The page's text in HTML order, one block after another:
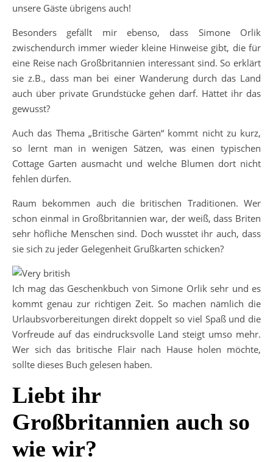
unsere Gäste übrigens auch!
Besonders gefällt mir ebenso, dass Simone Orlik
zwischendurch immer wieder kleine Hinweise gibt, die für
eine Reise nach Großbritannien interessant sind. So erklärt
sie z.B., dass man bei einer Wanderung durch das Land
auch über private Grundstücke gehen darf. Hättet ihr das
gewusst?
Auch das Thema „Britische Gärten“ kommt nicht zu kurz,
so lernt man in wenigen Sätzen, was einen typischen
Cottage Garten ausmacht und welche Blumen dort nicht
fehlen dürfen.
Raum bekommen auch die britischen Traditionen. Wer
schon einmal in Großbritannien war, der weiß, dass Briten
sehr höfliche Menschen sind. Doch wusstet ihr auch, dass
sie sich zu jeder Gelegenheit Grußkarten schicken?
Ich mag das Geschenkbuch von Simone Orlik sehr und es
kommt genau zur richtigen Zeit. So machen nämlich die
Urlaubsvorbereitungen direkt doppelt so viel Spaß und die
Vorfreude auf das eindrucksvolle Land steigt umso mehr.
Wer sich das britische Flair nach Hause holen möchte,
sollte dieses Buch gelesen haben.
Liebt ihr
Großbritannien auch so
wie wir?